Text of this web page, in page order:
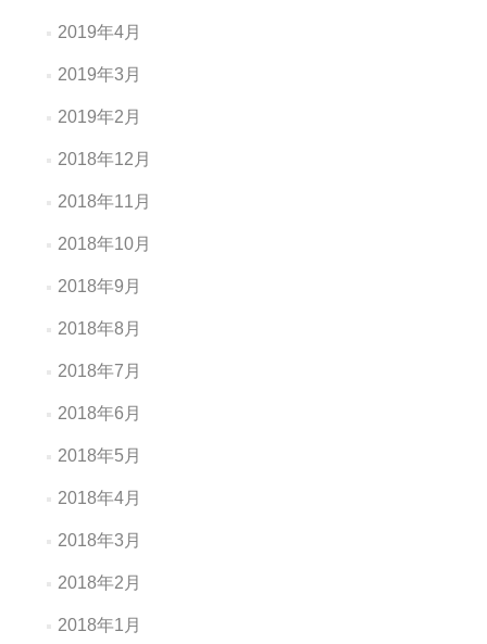
2019年4月
2019年3月
2019年2月
2018年12月
2018年11月
2018年10月
2018年9月
2018年8月
2018年7月
2018年6月
2018年5月
2018年4月
2018年3月
2018年2月
2018年1月